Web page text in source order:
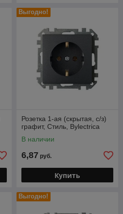
Выгодно!
Розетка 1-ая (скрытая, с/з)
графит, Стиль, Bylectrica
В наличии
6,87 руб.
Купить
Выгодно!